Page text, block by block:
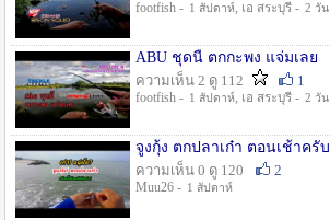
footfish - 1 สัปดาห์, เอ สระบุรี - 2 วัน
ABU ชุดนี้ ตกกะพง แจ่มเลย
ความเห็น 2 ดู 112
1
footfish - 1 สัปดาห์, เอ สระบุรี - 2 วัน
จูงกุ้ง ตกปลาเก๋า ตอนเช้าครับ
ความเห็น 0 ดู 120
2
Muu26 - 1 สัปดาห์